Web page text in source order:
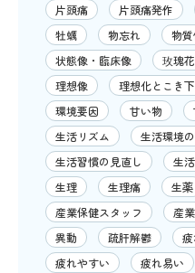
片頭痛
片頭痛発作
牡蠣
物忘れ 物
状態像・臨床像
玫瑰花
理想像
理想化とこき
環境要因
甘い物
生活リズム
生活環境
生活習慣の見直し
生
生理
生理痛 生薬
産業保健スタッフ
産
異動
疏肝解鬱
疲れやすい
疲れ易い